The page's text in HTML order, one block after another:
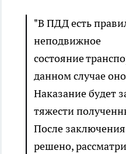
"В ПДД есть
неподвижное
состояние
данном случае
Наказание будет
тяжести
После
решено,